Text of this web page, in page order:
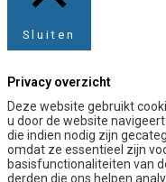
Sluiten
Privacy overzicht
Deze website gebruikt
u door de website
die indien nodig zijn
omdat ze essentieel zijn
basisfunctionaliteiten van
derden die ons helpen